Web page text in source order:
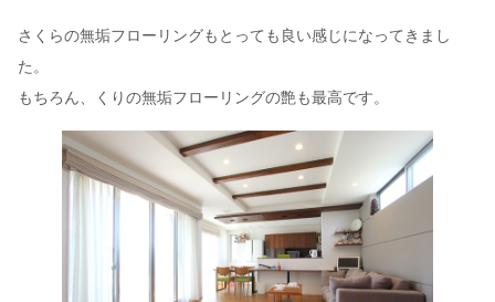
さくらの無垢フローリングもとっても良い感じになってきまし
た。
もちろん、くりの無垢フローリングの艶も最高です。